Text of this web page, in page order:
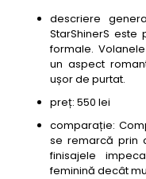
descriere
StarShinerS
formale.
un aspect
ușor de purtat.
preț: 550 lei
comparație:
se remarcă prin
finisajele
feminină decât